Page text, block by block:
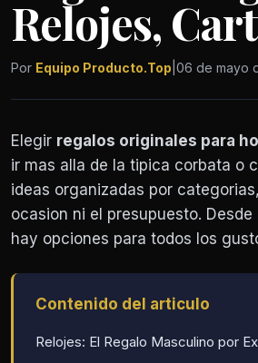
Relojes,
Por Equipo Producto.Top 06 de mayo
Elegir regalos originales para
ir mas alla de la tipica corbata o
ideas organizadas por
ocasion ni el presupuesto.
hay opciones para todos los
Contenido del articulo
Relojes: El Regalo Masculino por